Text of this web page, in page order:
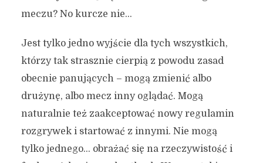
meczu? No kurcze nie…
Jest tylko jedno wyjście dla tych wszystkich,
którzy tak strasznie cierpią z powodu zasad
obecnie panujących – mogą zmienić albo
drużynę, albo mecz inny oglądać. Mogą
naturalnie też zaakceptować nowy regulamin
rozgrywek i startować z innymi. Nie mogą
tylko jednego… obrażać się na rzeczywistość i